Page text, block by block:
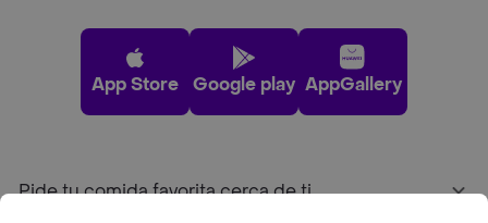
App Store Google play AppGallery
Pide tu comida favorita cerca de ti